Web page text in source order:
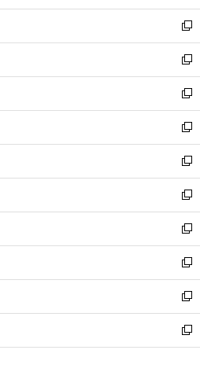
開
く
ウ
で
開
く
ン
ド
ウ
で
開
く
ウ
ィ
ン
ド
ウ
で
開
く
新
し
い
ウ
ィ
ン
ド
ウ
で
開
く
新
し
い
ウ
ィ
ン
ド
ウ
で
開
く
新
し
い
ウ
ィ
ン
ド
ウ
で
開
く
新
し
い
ウ
ィ
ン
ド
ウ
で
開
く
新
し
い
ウ
ィ
ン
ド
ウ
で
開
く
新
し
い
ウ
ィ
ン
ド
ウ
で
開
新
し
い
ウ
ィ
ン
ド
ウ
新
し
い
ウ
ィ
ン
新
し
い
ウ
新
し